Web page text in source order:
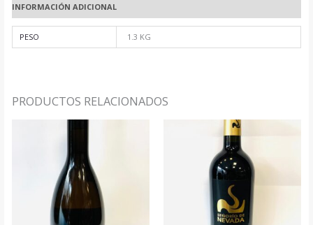
INFORMACIÓN ADICIONAL
PESO 1.3 KG
PRODUCTOS RELACIONADOS